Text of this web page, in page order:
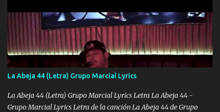
quiso, él tiempo sigue pasando y nunca te olvidaremos, aquí
seguiré esperando hasta volvernos a vernos El recuerdo que yo
tengo de mi mente no se va, en mi corazón me llevo lo mismo que
tu papá, a veces me pongo triste porque no puedo mirarte, mas se
que tu me escuchas porque tu eres mi gran ángel, El desespero me
llega para reunirme contigo, tu iluminas mi sendero por siempre
serás mi niño, del amor que yo te tengo es co...
La Abeja 44 (Letra) Grupo Marcial Lyrics
La Abeja 44 (Letra) Grupo Marcial Lyrics Letra La Abeja 44 -
Grupo Marcial Lyrics Letra de la canción La Abeja 44 de Grupo